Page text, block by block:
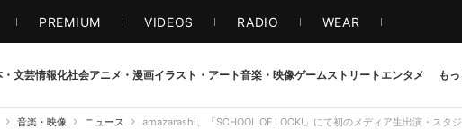
PREMIUM VIDEOS RADIO WEAR
・文芸情報化社会アニメ・漫画イラスト・アート音楽・映像ゲームストリート エンタメ も
音楽・映像 ニュース amazarashi、「SCHOOL OF LOCK!」にて初のメディア生出演・スタ